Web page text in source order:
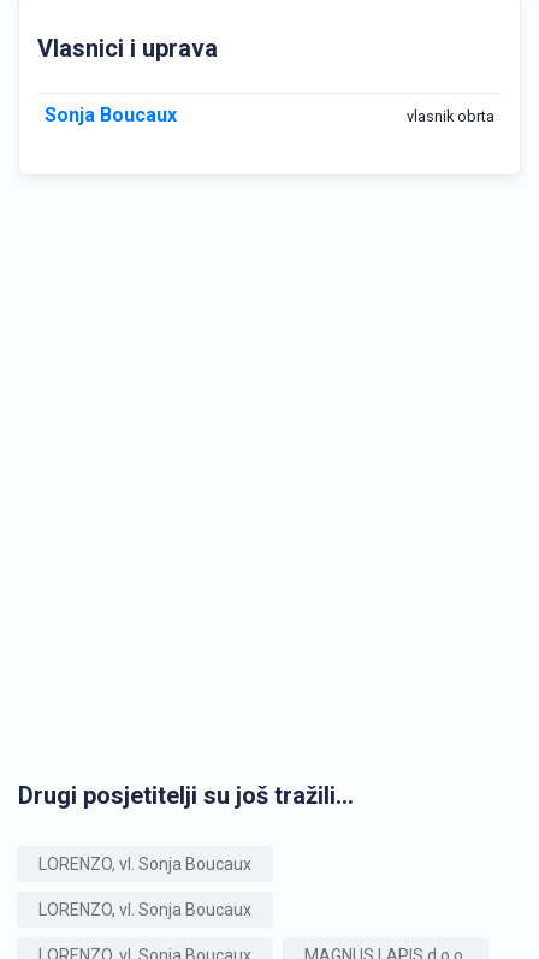
Vlasnici i uprava
Sonja Boucaux vlasnik obrta
Drugi posjetitelji su još tražili...
LORENZO, vl. Sonja Boucaux
LORENZO, vl. Sonja Boucaux